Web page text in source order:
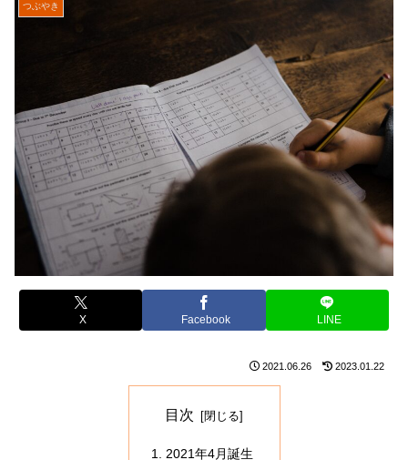
つぶやき
X Facebook LINE
2021.06.26 2023.01.22
目次
2021年4月誕生